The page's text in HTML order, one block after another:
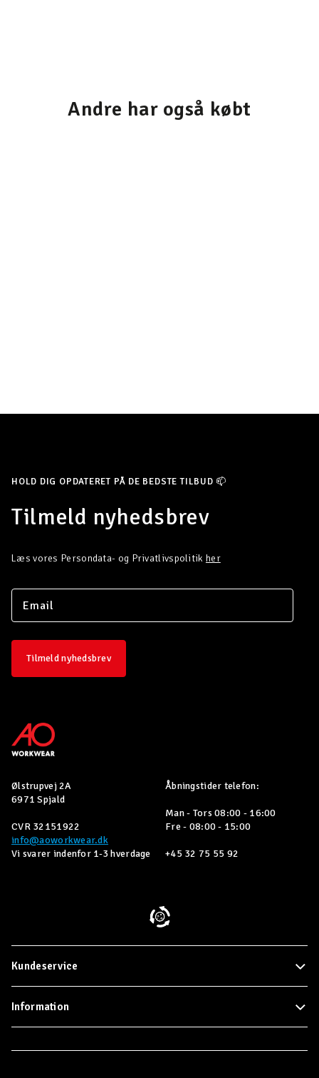
Andre har også købt
HOLD DIG OPDATERET PÅ DE BEDSTE TILBUD 📫
Tilmeld nyhedsbrev
Læs vores Persondata- og Privatlivspolitik her
Tilmeld nyhedsbrev
Ølstrupvej 2A
6971 Spjald
CVR 32151922
info@aoworkwear.dk
Vi svarer indenfor 1-3 hverdage
Åbningstider telefon:
Man - Tors 08:00 - 16:00
Fre - 08:00 - 15:00
+45 32 75 55 92
Kundeservice
Information